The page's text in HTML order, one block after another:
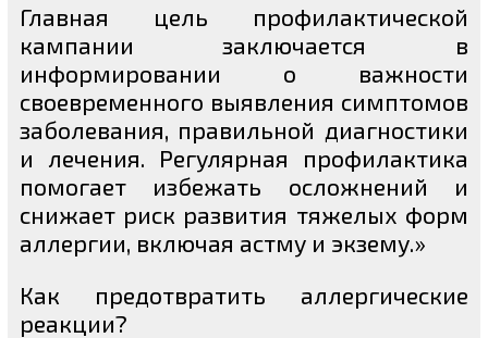
Главная цель профилактической
кампании заключается в
информировании о важности
своевременного выявления симптомов
заболевания, правильной диагностики
и лечения. Регулярная профилактика
помогает избежать осложнений и
снижает риск развития тяжелых форм
аллергии, включая астму и экзему.»
Как предотвратить аллергические
реакции?